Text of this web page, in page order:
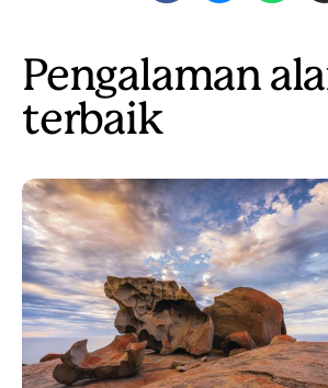
Pengalaman
terbaik